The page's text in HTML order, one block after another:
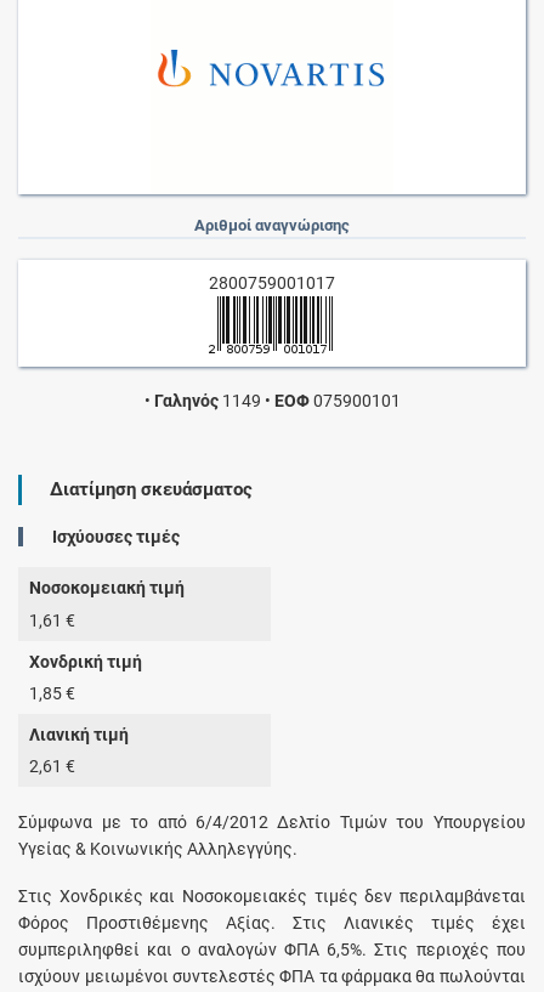
Αριθμοί αναγνώρισης
2800759001017
• Γαληνός1149 • ΕΟΦ075900101
Διατίμηση σκευάσματος
Ισχύουσες τιμές
Νοσοκομειακή τιμή
1,61 €
Χονδρική τιμή
1,85 €
Λιανική τιμή
2,61 €
Σύμφωνα με το από 6/4/2012 Δελτίο Τιμών του Υπουργείου
Υγείας & Κοινωνικής Αλληλεγγύης.
Στις Χονδρικές και Νοσοκομειακές τιμές δεν περιλαμβάνεται
Φόρος Προστιθέμενης Αξίας. Στις Λιανικές τιμές έχει
συμπεριληφθεί και ο αναλογών ΦΠΑ 6,5%. Στις περιοχές που
ισχύουν μειωμένοι συντελεστές ΦΠΑ τα φάρμακα θα πωλούνται